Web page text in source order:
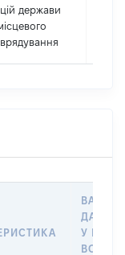
держави
ДАТУ
У